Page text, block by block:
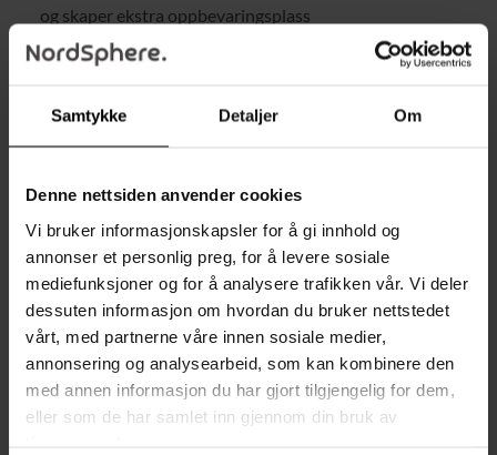
Samtykke Detaljer Om
Denne nettsiden anvender cookies
Vi bruker informasjonskapsler for å gi innhold og
annonser et personlig preg, for å levere sosiale
mediefunksjoner og for å analysere trafikken vår. Vi deler
dessuten informasjon om hvordan du bruker nettstedet
vårt, med partnerne våre innen sosiale medier,
annonsering og analysearbeid, som kan kombinere den
med annen informasjon du har gjort tilgjengelig for dem,
eller som de har samlet inn gjennom din bruk av
og skaper ekstra oppbevaringsplass
Allsidig bruk til mat, drikke, dusjartikler, hobby, kontor og
4 uttrekkbare, dype skuffer med total oppbevaringsvolum
Laget av PP-plast som ikke ruster – et godt valg også i
fuktige miljøer som bad
Hjul gjør den enkel å rulle dit du vil, selv når den er
fullastet
Lett å trekke ut for å støvsuge og rengjøre under for
enklere renhold